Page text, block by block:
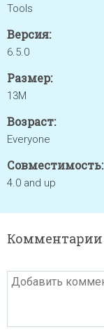
Tools
Версия:
6.5.0
Размер:
13M
Возраст:
Everyone
Совместимость:
4.0 and up
Комментарии